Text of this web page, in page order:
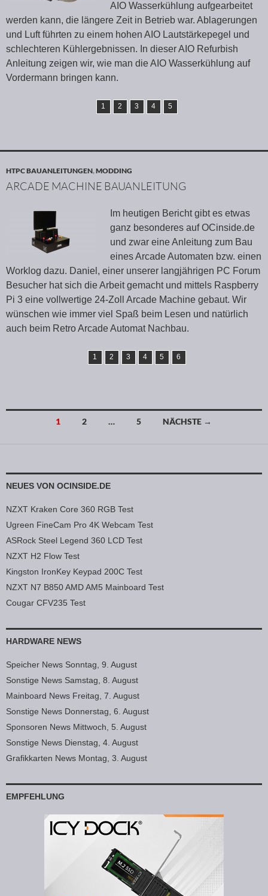
AIO Wasserkühlung aufgearbeitet
werden kann, die längere Zeit in Betrieb war. Ablagerungen
und Luft führten zu einem hohen AIO Lautstärkepegel und
schlechteren Kühlergebnissen. In dieser AIO Refurbish
Anleitung zeigen wir, wie man die AIO Wasserkühlung auf
Vordermann bringen kann.
1 2 3 4 5
HTPC BAUANLEITUNGEN,MODDING
ARCADE MACHINE BAUANLEITUNG
Im heutigen Bericht gibt es etwas
ganz besonderes auf OCinside.de
und zwar eine Anleitung zum Bau
eines Arcade Automaten bzw. einen
Worklog dazu. Daniel, einer unserer langjährigen PC Forum
Besucher hat sich die Arbeit gemacht und mittels Raspberry
Pi 3 eine vollwertige 24-Zoll Arcade Machine gebaut. Wir
wünschen wie immer viel Spaß beim Lesen und natürlich
auch beim Retro Arcade Automat Nachbau.
1 2 3 4 5 6
1 2 … 5 NÄCHSTE →
NEUES VON OCINSIDE.DE
NZXT Kraken Core 360 RGB Test
Ugreen FineCam Pro 4K Webcam Test
ASRock Steel Legend 360 LCD Test
NZXT H2 Flow Test
Kingston IronKey Keypad 200C Test
NZXT N7 B850 AMD AM5 Mainboard Test
Cougar CFV235 Test
HARDWARE NEWS
Speicher News Sonntag, 9. August
Sonstige News Samstag, 8. August
Mainboard News Freitag, 7. August
Sonstige News Donnerstag, 6. August
Sponsoren News Mittwoch, 5. August
Sonstige News Dienstag, 4. August
Grafikkarten News Montag, 3. August
EMPFEHLUNG